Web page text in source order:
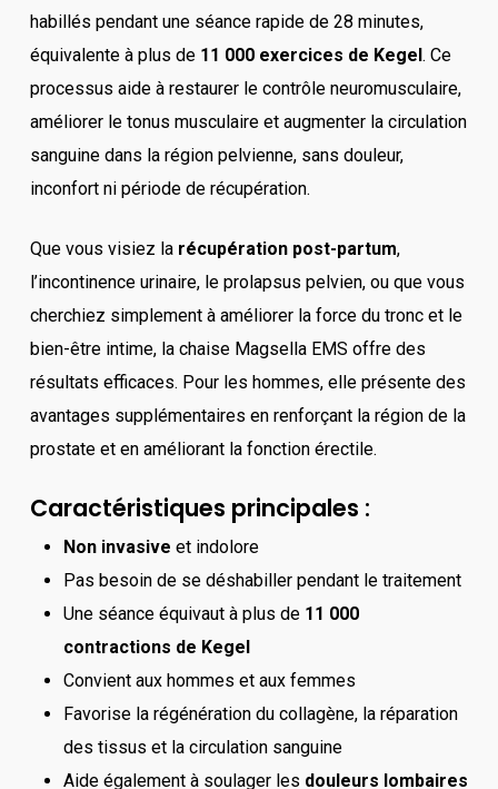
habillés pendant une séance rapide de 28 minutes,
équivalente à plus de 11 000 exercices de Kegel. Ce
processus aide à restaurer le contrôle neuromusculaire,
améliorer le tonus musculaire et augmenter la circulation
sanguine dans la région pelvienne, sans douleur,
inconfort ni période de récupération.
Que vous visiez la récupération post-partum,
l’incontinence urinaire, le prolapsus pelvien, ou que vous
cherchiez simplement à améliorer la force du tronc et le
bien-être intime, la chaise Magsella EMS offre des
résultats efficaces. Pour les hommes, elle présente des
avantages supplémentaires en renforçant la région de la
prostate et en améliorant la fonction érectile.
Caractéristiques principales :
Non invasive et indolore
Pas besoin de se déshabiller pendant le traitement
Une séance équivaut à plus de 11 000
contractions de Kegel
Convient aux hommes et aux femmes
Favorise la régénération du collagène, la réparation
des tissus et la circulation sanguine
Aide également à soulager les douleurs lombaires